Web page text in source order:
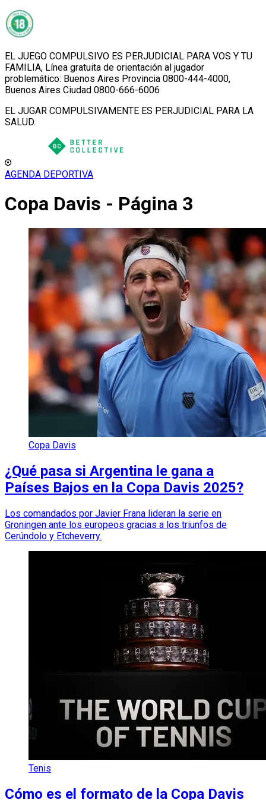
EL JUEGO COMPULSIVO ES PERJUDICIAL PARA VOS Y TU
FAMILIA, Línea gratuita de orientación al jugador
problemático: Buenos Aires Provincia 0800-444-4000,
Buenos Aires Ciudad 0800-666-6006
EL JUGAR COMPULSIVAMENTE ES PERJUDICIAL PARA LA
SALUD.
AGENDA DEPORTIVA
Copa Davis - Página 3
Copa Davis
¿Qué pasa si Argentina le gana a
Países Bajos en la Copa Davis 2025?
Los comandados por Javier Frana lideran la serie en
Groningen ante los europeos gracias a los triunfos de
Cerúndolo y Etcheverry.
Tenis
Cómo es el formato de la Copa Davis